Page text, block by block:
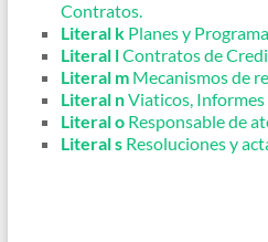
Contratos.
Literal kPlanes y
Literal lContratos de
Literal mMecanismos de
Literal nViaticos, Informes
Literal oResponsable de
Literal sResoluciones y